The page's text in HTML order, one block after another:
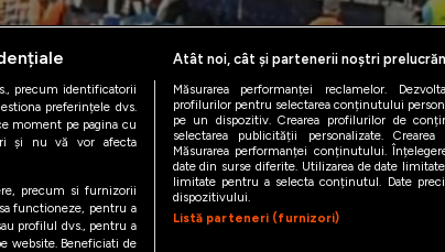
precum identificatorii
preferințele dvs.
moment pe pagina cu
și nu vă vor afecta
precum si furnizorii
functioneze, pentru a
profilul dvs., pentru a
website. Beneficiati de
Atât noi, cât și partenerii noștri
Măsurarea performanței reclamelor.
profilurilor pentru selectarea conținutului
pe un dispozitiv. Crearea profilurilor de
selectarea publicității personalizate.
Măsurarea performanței conținutului.
date din surse diferite. Utilizarea de date
limitate pentru a selecta conținutul. Date
dispozitivului.
Listă parteneri (furnizori)